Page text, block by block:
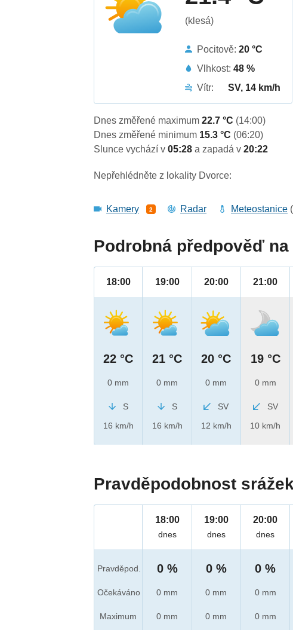
(klesá)
Pocitově:20 °C
Vlhkost:48 %
Vítr:
SV, 14 km/h
Dnes změřené maximum22.7 °C (14:00)
Dnes změřené minimum 15.3 °C (06:20)
Slunce vychází v05:28a zapadá v20:22
Nepřehlédněte z lokality Dvorce:
Kamery 2 Radar Meteostanice (
Podrobná předpověď na
18:00
22 °C
0 mm
S
16 km/h
19:00
21 °C
0 mm
S
16 km/h
20:00
20 °C
0 mm
SV
12 km/h
21:00
19 °C
0 mm
SV
10 km/h
Pravděpodobnost
Pravděpod.
Očekáváno
Maximum
18:00
dnes
0 %
0 mm
0 mm
19:00
dnes
0 %
0 mm
0 mm
20:00
dnes
0 %
0 mm
0 mm